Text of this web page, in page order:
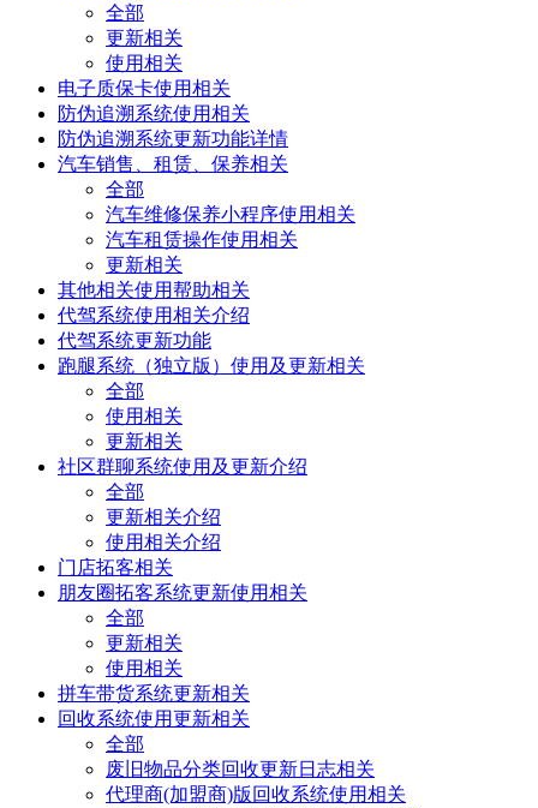
全部
更新相关
使用相关
电子质保卡使用相关
防伪追溯系统使用相关
防伪追溯系统更新功能详情
汽车销售、租赁、保养相关
全部
汽车维修保养小程序使用相关
汽车租赁操作使用相关
更新相关
其他相关使用帮助相关
代驾系统使用相关介绍
代驾系统更新功能
跑腿系统（独立版）使用及更新相关
全部
使用相关
更新相关
社区群聊系统使用及更新介绍
全部
更新相关介绍
使用相关介绍
门店拓客相关
朋友圈拓客系统更新使用相关
全部
更新相关
使用相关
拼车带货系统更新相关
回收系统使用更新相关
全部
废旧物品分类回收更新日志相关
代理商(加盟商)版回收系统使用相关